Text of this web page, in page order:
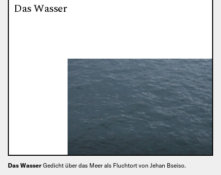
Das Wasser
Das Wasser Gedicht über das Meer als Fluchtort von Jehan Bseiso.